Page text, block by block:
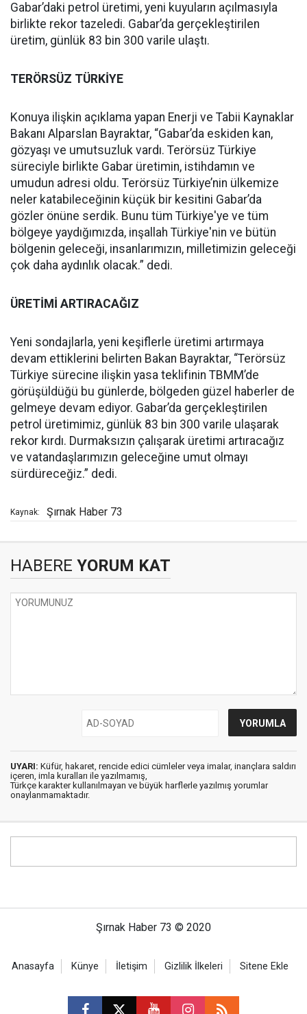
Gabar’daki petrol üretimi, yeni kuyuların açılmasıyla
birlikte rekor tazeledi. Gabar’da gerçekleştirilen
üretim, günlük 83 bin 300 varile ulaştı.
TERÖRSÜZ TÜRKİYE
Konuya ilişkin açıklama yapan Enerji ve Tabii Kaynaklar
Bakanı Alparslan Bayraktar, “Gabar’da eskiden kan,
gözyaşı ve umutsuzluk vardı. Terörsüz Türkiye
süreciyle birlikte Gabar üretimin, istihdamın ve
umudun adresi oldu. Terörsüz Türkiye’nin ülkemize
neler katabileceğinin küçük bir kesitini Gabar’da
gözler önüne serdik. Bunu tüm Türkiye'ye ve tüm
bölgeye yaydığımızda, inşallah Türkiye'nin ve bütün
bölgenin geleceği, insanlarımızın, milletimizin geleceği
çok daha aydınlık olacak.” dedi.
ÜRETİMİ ARTIRACAĞIZ
Yeni sondajlarla, yeni keşiflerle üretimi artırmaya
devam ettiklerini belirten Bakan Bayraktar, “Terörsüz
Türkiye sürecine ilişkin yasa teklifinin TBMM’de
görüşüldüğü bu günlerde, bölgeden güzel haberler de
gelmeye devam ediyor. Gabar’da gerçekleştirilen
petrol üretimimiz, günlük 83 bin 300 varile ulaşarak
rekor kırdı. Durmaksızın çalışarak üretimi artıracağız
ve vatandaşlarımızın geleceğine umut olmayı
sürdüreceğiz.” dedi.
Kaynak: Şırnak Haber 73
HABERE YORUM KAT
UYARI: Küfür, hakaret, rencide edici cümleler veya imalar, inançlara saldırı
içeren, imla kuralları ile yazılmamış,
Türkçe karakter kullanılmayan ve büyük harflerle yazılmış yorumlar
onaylanmamaktadır.
Şırnak Haber 73 © 2020
Anasayfa Künye İletişim Gizlilik İlkeleri Sitene Ekle